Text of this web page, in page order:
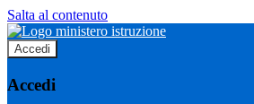
Salta al contenuto
Accedi
Accedi